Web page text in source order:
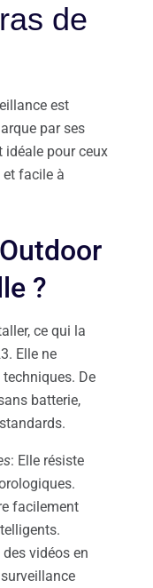
de
est
par ses
idéale pour ceux
facile à
?
ce qui la
Elle ne
De
batterie,
: Elle résiste
facilement
vidéos en